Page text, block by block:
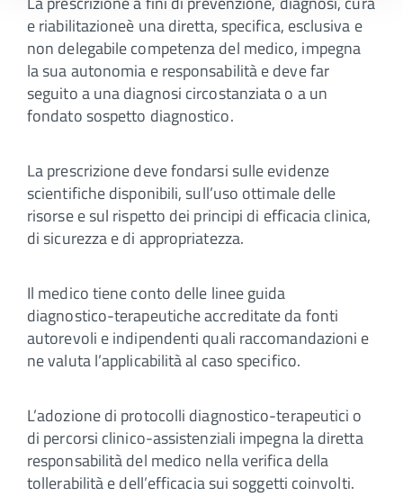
e riabilitazioneè una diretta, specifica, esclusiva e
non delegabile competenza del medico, impegna
la sua autonomia e responsabilità e deve far
seguito a una diagnosi circostanziata o a un
fondato sospetto diagnostico.
La prescrizione deve fondarsi sulle evidenze
scientifiche disponibili, sull’uso ottimale delle
risorse e sul rispetto dei principi di efficacia clinica,
di sicurezza e di appropriatezza.
Il medico tiene conto delle linee guida
diagnostico-terapeutiche accreditate da fonti
autorevoli e indipendenti quali raccomandazioni e
ne valuta l’applicabilità al caso specifico.
L’adozione di protocolli diagnostico-terapeutici o
di percorsi clinico-assistenziali impegna la diretta
responsabilità del medico nella verifica della
tollerabilità e dell’efficacia sui soggetti coinvolti.